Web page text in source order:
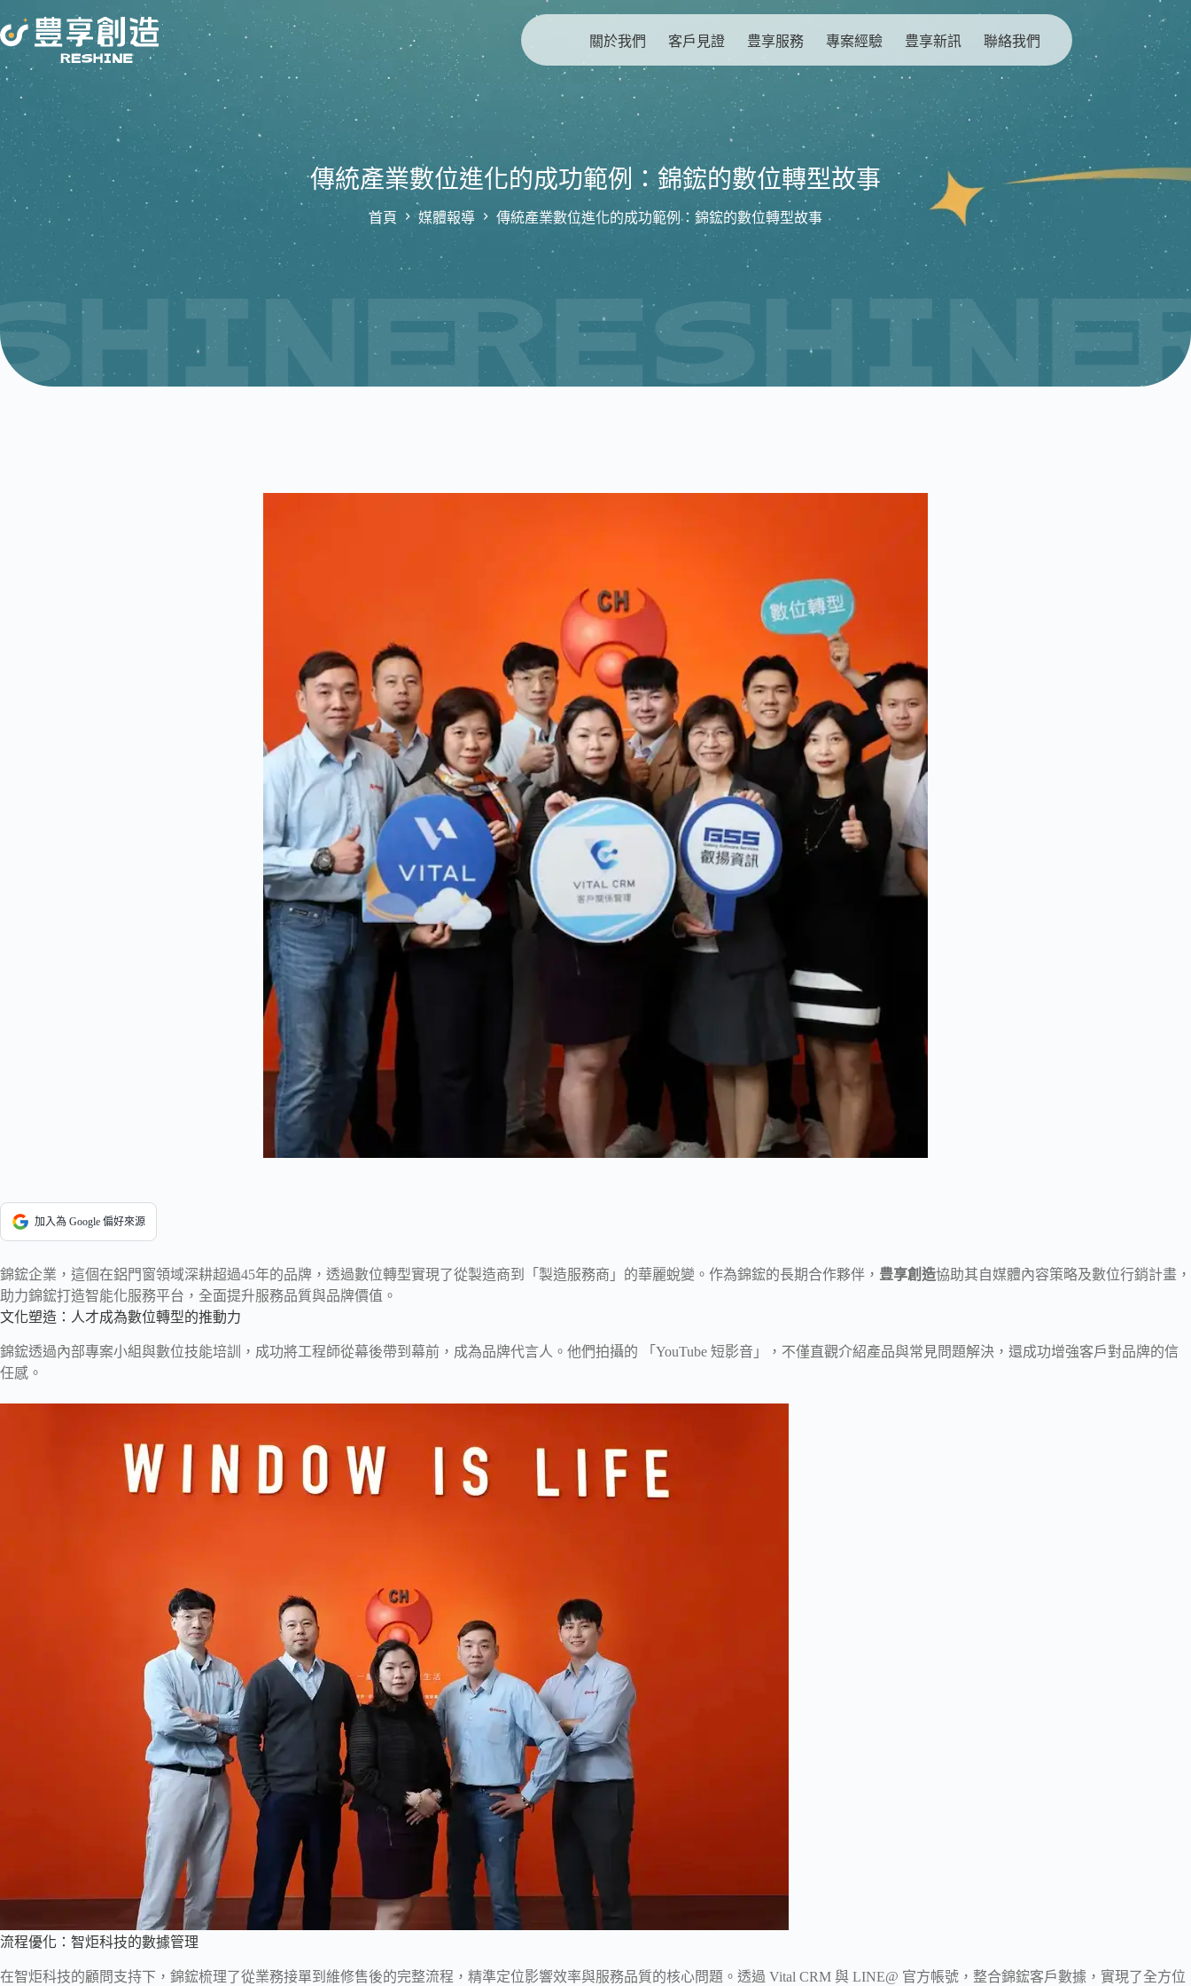
至
主
要
容
關於我們 客戶見證 豊享服務 專案經驗 豊享新訊 聯絡我們
傳統產業數位進化的成功範例：錦鋐的數位轉型故事
首頁 媒體報導 傳統產業數位進化的成功範例：錦鋐的數位轉型故事
加入為 Google 偏好來源
錦鋐企業，這個在鋁門窗領域深耕超過45年的品牌，透過數位轉型實現了從製造商到「製造服務商」的華麗蛻變。作為錦鋐的長期合作夥伴， 豊享創造協助其自媒體內容策略及數位行銷計畫，
助力錦鋐打造智能化服務平台，全面提升服務品質與品牌價值。
文化塑造：人才成為數位轉型的推動力
錦鋐透過內部專案小組與數位技能培訓，成功將工程師從幕後帶到幕前，成為品牌代言人。他們拍攝的 「YouTube 短影音」，不僅直觀介紹產品與常見問題解決，還成功增強客戶對品牌的信
任感。
流程優化：智炬科技的數據管理
在智炬科技的顧問支持下，錦鋐梳理了從業務接單到維修售後的完整流程，精準定位影響效率與服務品質的核心問題。透過 Vital CRM 與 LINE@ 官方帳號，整合錦鋐客戶數據，實現了全方位